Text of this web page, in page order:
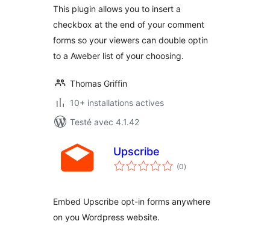
This plugin allows you to insert a
checkbox at the end of your comment
forms so your viewers can double optin
to a Aweber list of your choosing.
Thomas Griffin
10+ installations actives
Testé avec 4.1.42
Upscribe
(0notes
en
)
Embed Upscribe opt-in forms anywhere
on you Wordpress website.